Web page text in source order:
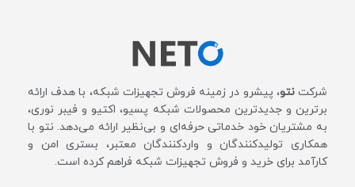
شرکتنتو، پیشرو در زمینه فروش تجهیزات شبکه، با هدف ارائه
برترین و جدیدترین محصولات شبکه پسیو، اکتیو و فیبر نوری،
به مشتریان خود خدماتی حرفه‌ای و بی‌نظیر ارائه می‌دهد. نتو با
همکاری تولیدکنندگان و واردکنندگان معتبر، بستری امن و
کارآمد برای خرید و فروش تجهیزات شبکه فراهم کرده است.